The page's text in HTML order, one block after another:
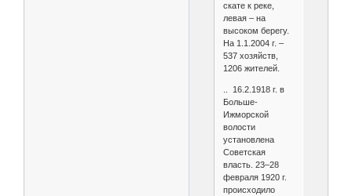
скате к реке,
левая – на
высоком берегу.
На 1.1.2004 г. –
537 хозяйств,
1206 жителей.
.. 16.2.1918 г. в
Больше-
Ижморской
волости
установлена
Советская
власть. 23–28
февраля 1920 г.
происходило